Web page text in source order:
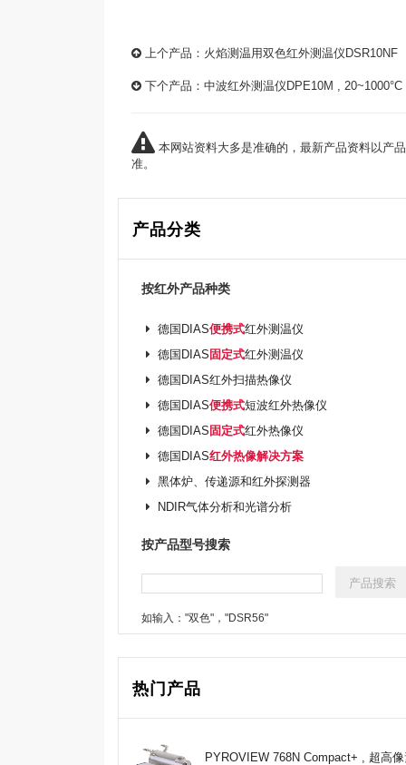
上个产品： 火焰测温用双色红外测温仪DSR10NF
下个产品： 中波红外测温仪DPE10M ,
本网站资料大多是准确的，最新产品资料以产
准。
产品分类
按红外产品种类
德国DIAS便携式红外测温仪
德国DIAS固定式红外测温仪
德国DIAS红外扫描热像仪
德国DIAS便携式短波红外热像仪
德国DIAS固定式红外热像仪
德国DIAS红外热像解决方案
黑体炉、传递源和红外探测器
NDIR气体分析和光谱分析
按产品型号搜索
如输入："双色"，"DSR56"
热门产品
PYROVIEW 768N Compact+ , 超高